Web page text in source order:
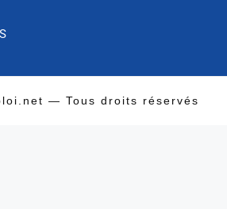
— Tous droits réservés